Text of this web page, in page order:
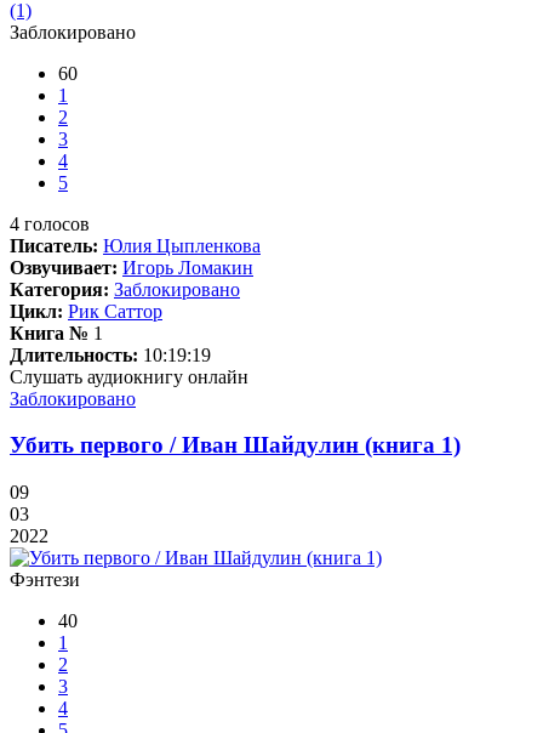
Заблокировано
60
1
2
3
4
5
4 голосов
Писатель: Юлия Цыпленкова
Озвучивает: Игорь Ломакин
Категория: Заблокировано
Цикл: Рик Саттор
Книга № 1
Длительность: 10:19:19
Слушать аудиокнигу онлайн
Заблокировано
Убить первого / Иван Шайдулин (книга 1)
09
03
2022
Фэнтези
40
1
2
3
4